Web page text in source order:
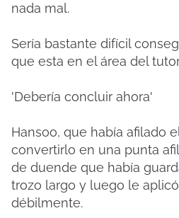
nada mal.
Sería bastante difícil
que esta en el área del
'Debería concluir ahora'
Hansoo, que había afilado
convertirlo en una punta
de duende que había
trozo largo y luego le
débilmente.